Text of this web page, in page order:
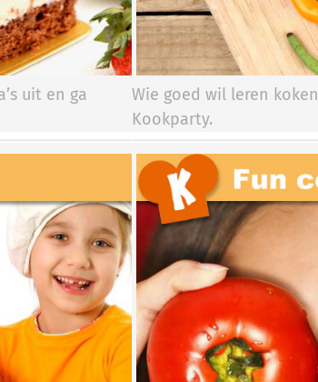
uit en ga
Wie goed wil leren
Kookparty.​​​​